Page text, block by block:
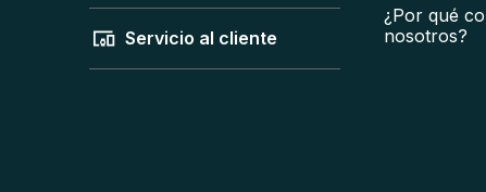
Servicio al cliente
¿Por qué
nosotros?